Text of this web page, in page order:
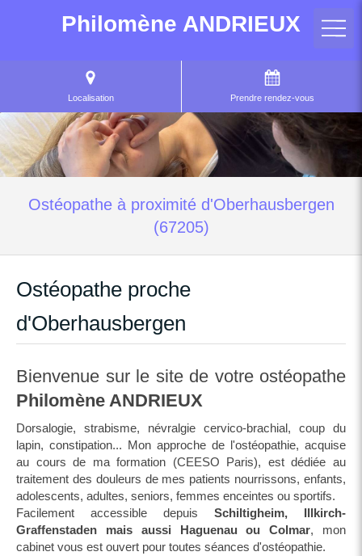
Philomène ANDRIEUX
Localisation Prendre rendez-vous
Ostéopathe à proximité d'Oberhausbergen
(67205)
Ostéopathe proche
d'Oberhausbergen
Bienvenue sur le site de votre ostéopathe
Philomène ANDRIEUX
Dorsalogie, strabisme, névralgie cervico-brachial, coup du
lapin, constipation... Mon approche de l'ostéopathie, acquise
au cours de ma formation (CEESO Paris), est dédiée au
traitement des douleurs de mes patients nourrissons, enfants,
adolescents, adultes, seniors, femmes enceintes ou sportifs.
Facilement accessible depuis Schiltigheim, Illkirch-
Graffenstaden mais aussi Haguenau ou Colmar, mon
cabinet vous est ouvert pour toutes séances d'ostéopathie.